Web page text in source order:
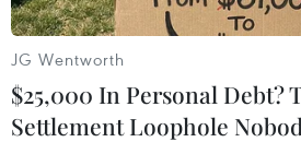
(quê Thanh Hóa) để điều tra về
nơi công cộng.
JG Wentworth
$25,000 In Personal Debt?
Settlement Loophole